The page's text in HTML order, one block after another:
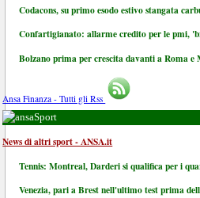
Codacons, su primo esodo estivo stangata
Confartigianato: allarme credito per le pmi,
Bolzano prima per crescita davanti a Roma
Ansa Finanza - Tutti gli Rss
Sport
News di altri sport - ANSA.it
Tennis: Montreal, Darderi si qualifica per i
Venezia, pari a Brest nell'ultimo test prima